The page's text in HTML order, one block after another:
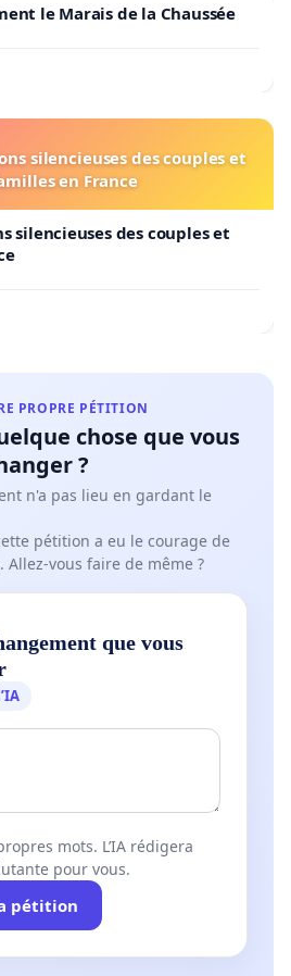
le Marais de la Chaussée
silencieuses des couples et
en France
silencieuses des couples et
PROPRE PÉTITION
chose que vous
?
n'a pas lieu en gardant le
pétition a eu le courage de
Allez-vous faire de même ?
que vous
mots. L’IA rédigera
pour vous.
pétition